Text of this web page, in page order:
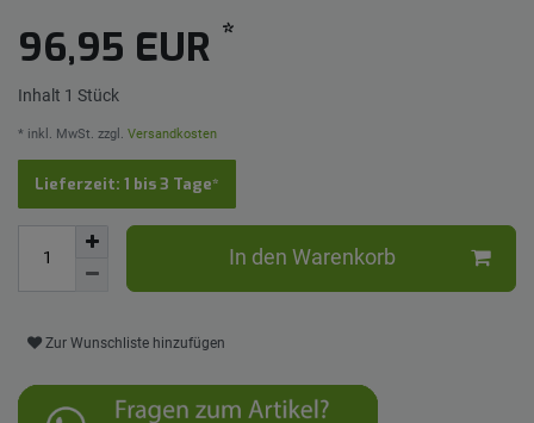
96,95 EUR *
Inhalt 1 Stück
* inkl. MwSt. zzgl. Versandkosten
Lieferzeit: 1 bis 3 Tage*
In den Warenkorb
Zur Wunschliste hinzufügen